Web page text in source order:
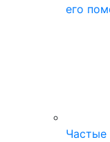
его
Частые